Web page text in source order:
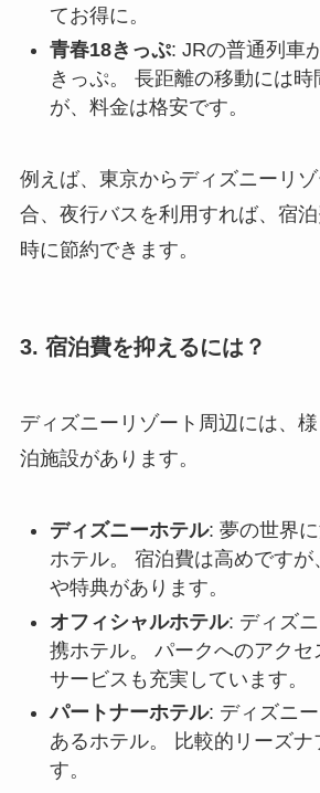
てお得に。
青春18きっぷ: JRの普通列車
きっぷ。 長距離の移動には
が、料金は格安です。
例えば、東京からディズニーリ
合、夜行バスを利用すれば、宿
時に節約できます。
3. 宿泊費を抑えるには？
ディズニーリゾート周辺には、
泊施設があります。
ディズニーホテル: 夢の世界
ホテル。 宿泊費は高めですが
や特典があります。
オフィシャルホテル: ディズ
携ホテル。 パークへのアクセ
サービスも充実しています。
パートナーホテル: ディズニ
あるホテル。 比較的リーズナ
す。